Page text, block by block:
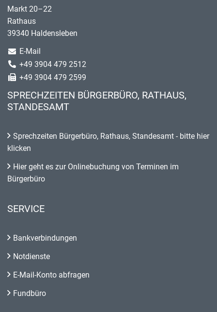
Markt 20–22
Rathaus
39340 Haldensleben
E-Mail
+49 3904 479 2512
+49 3904 479 2599
SPRECHZEITEN BÜRGERBÜRO, RATHAUS,
STANDESAMT
Sprechzeiten Bürgerbüro, Rathaus, Standesamt - bitte hier
klicken
Hier geht es zur Onlinebuchung von Terminen im
Bürgerbüro
SERVICE
Bankverbindungen
Notdienste
E-Mail-Konto abfragen
Fundbüro